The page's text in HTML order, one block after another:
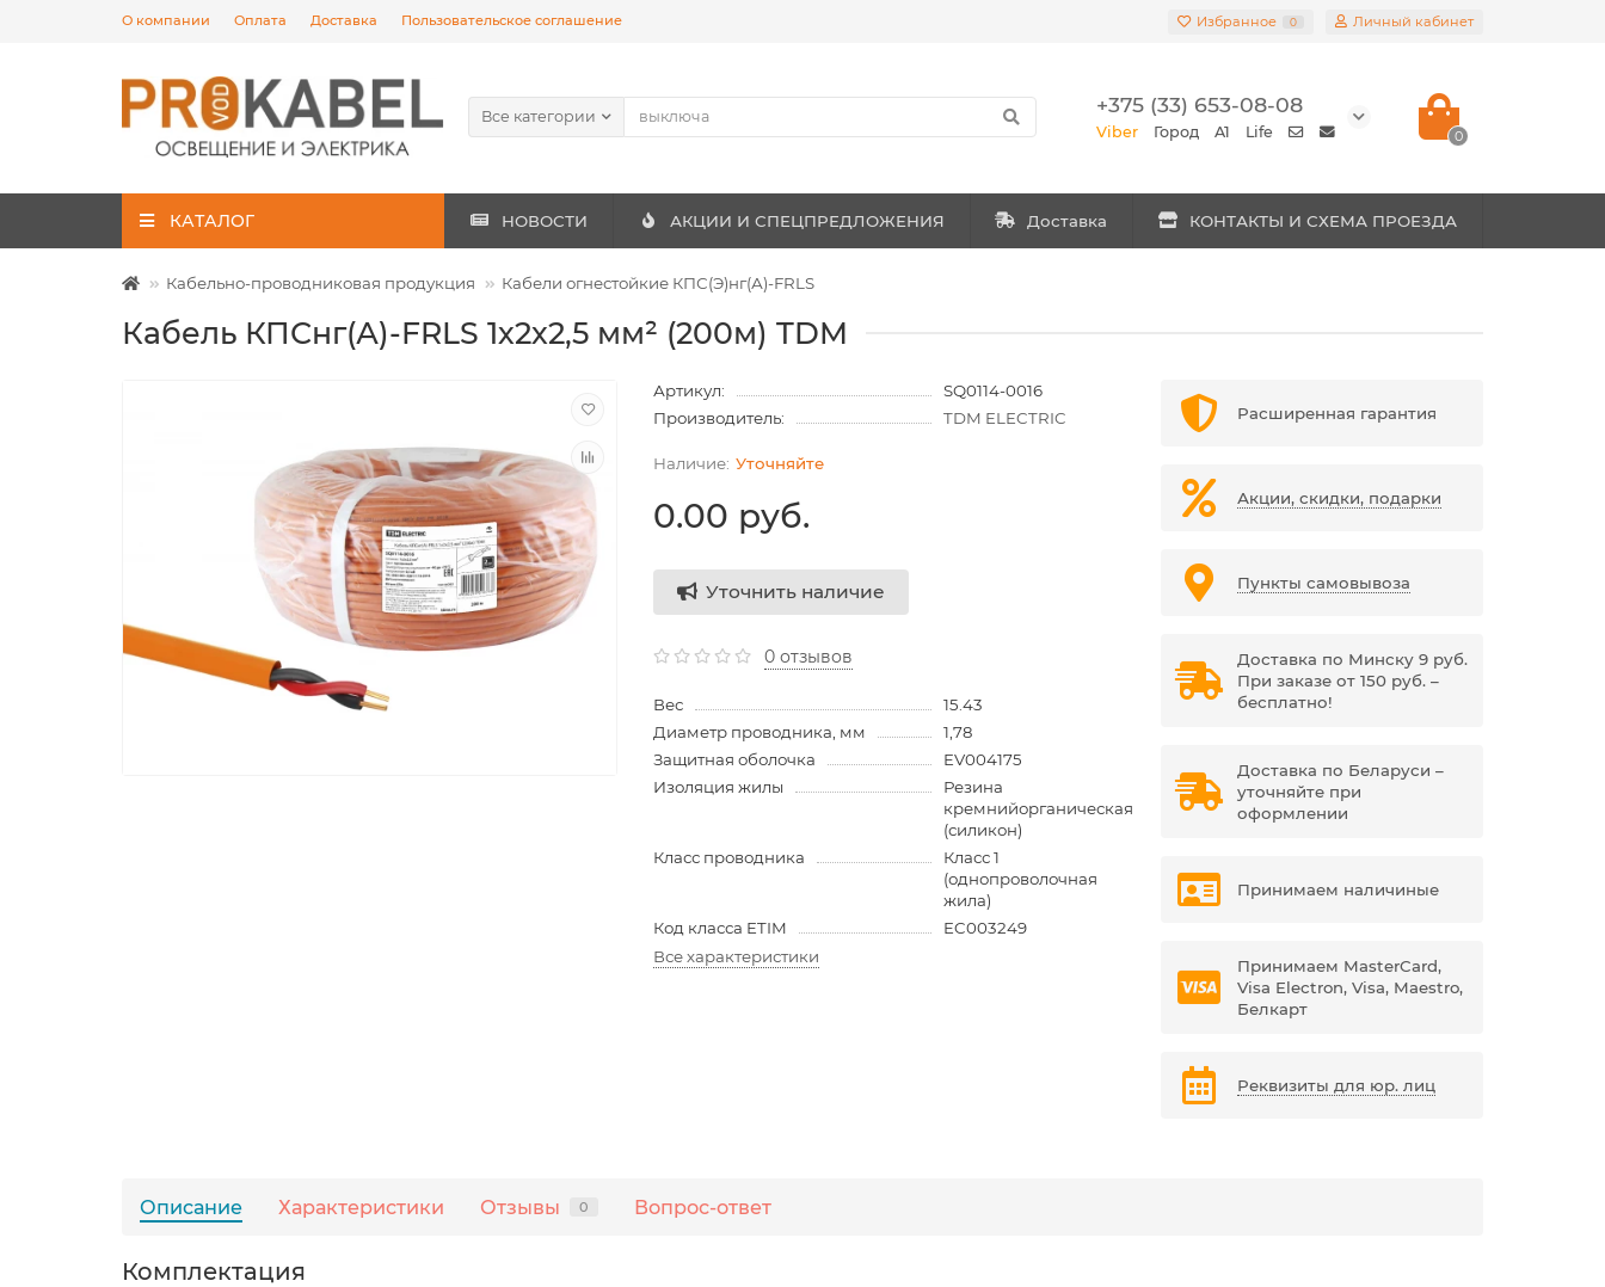
О компании Оплата Доставка Пользовательское соглашение Избранное 0 Личный кабинет
Все категории +375 (33) 653-08-08
Viber Город A1 Life 0
КАТАЛОГ НОВОСТИ АКЦИИ И СПЕЦПРЕДЛОЖЕНИЯ Доставка КОНТАКТЫ И СХЕМА ПРОЕЗДА
Кабельно-проводниковая продукция Кабели огнестойкие КПС(Э)нг(А)-FRLS
Кабель КПСнг(А)-FRLS 1х2х2,5 мм² (200м) TDM
Артикул:
SQ0114-0016
Производитель:
TDM ELECTRIC
Уточняйте
0.00 руб.
Уточнить наличие
0 отзывов
Вес
15.43
Диаметр проводника, мм
1,78
Защитная оболочка
EV004175
Изоляция жилы
Резина
кремнийорганическая
(силикон)
Класс проводника
Класс 1
(однопроволочная
жила)
Код класса ETIM
EC003249
Все характеристики
Расширенная гарантия
Акции, скидки, подарки
Пункты самовывоза
Доставка по Минску 9 руб.
При заказе от 150 руб. –
бесплатно!
Доставка по Беларуси –
уточняйте при
оформлении
Принимаем наличиные
Принимаем MasterCard,
Visa Electron, Visa, Maestro,
Белкарт
Реквизиты для юр. лиц
Описание Характеристики Отзывы 0 Вопрос-ответ
Комплектация